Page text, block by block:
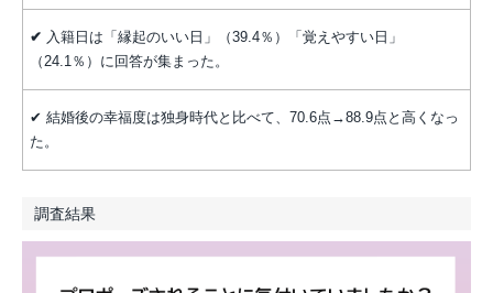
✔ 入籍日は「縁起のいい日」（39.4％）「覚えやすい日」
（24.1％）に回答が集まった。
✔ 結婚後の幸福度は独身時代と比べて、70.6点→88.9点と高くなっ
た。
調査結果